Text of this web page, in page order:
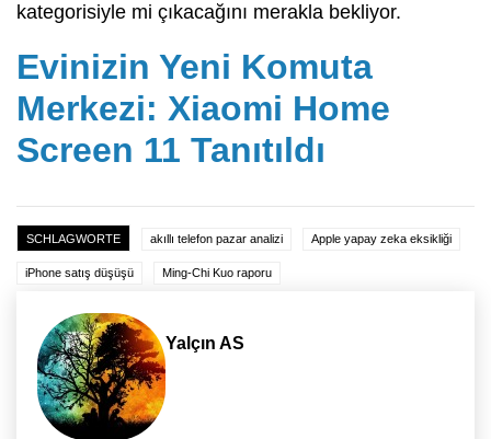
kategorisiyle mi çıkacağını merakla bekliyor.
Evinizin Yeni Komuta
Merkezi: Xiaomi Home
Screen 11 Tanıtıldı
SCHLAGWORTE akıllı telefon pazar analizi Apple yapay zeka eksikliği
iPhone satış düşüşü Ming-Chi Kuo raporu
Yalçın AS